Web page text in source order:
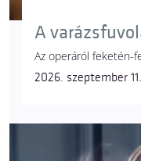
A
Az operáról feketén-
2026. szeptember